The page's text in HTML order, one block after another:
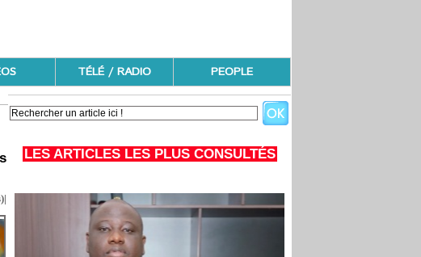
TÉLÉ / RADIO PEOPLE
LES ARTICLES LES PLUS CONSULTÉS